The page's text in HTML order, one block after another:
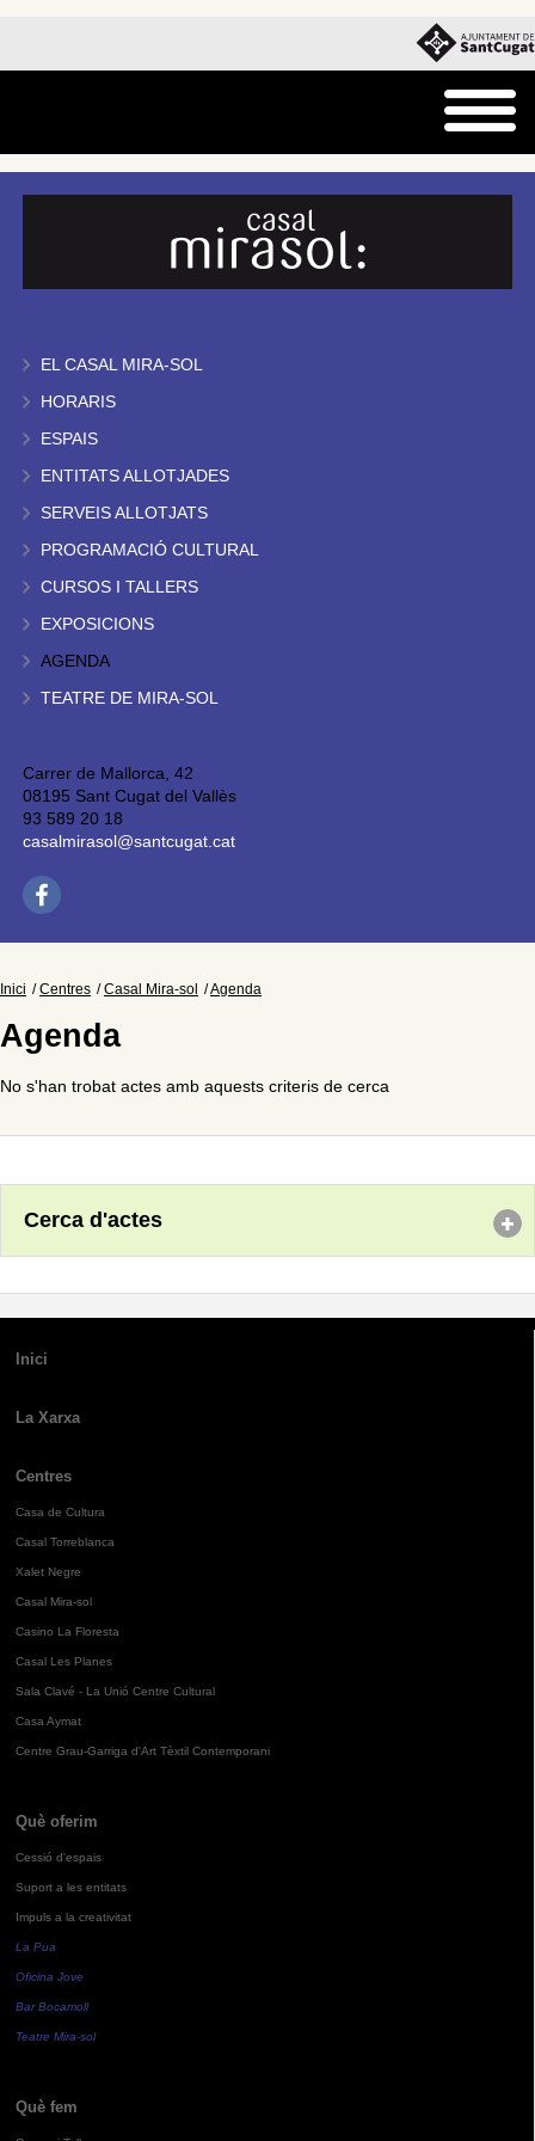
EL CASAL MIRA-SOL
HORARIS
ESPAIS
ENTITATS ALLOTJADES
SERVEIS ALLOTJATS
PROGRAMACIÓ CULTURAL
CURSOS I TALLERS
EXPOSICIONS
AGENDA
TEATRE DE MIRA-SOL
Carrer de Mallorca, 42
08195 Sant Cugat del Vallès
93 589 20 18
casalmirasol@santcugat.cat
Inici Centres Casal Mira-sol Agenda
Agenda
No s'han trobat actes amb aquests criteris de cerca
Cerca d'actes
Inici
La Xarxa
Centres
Casa de Cultura
Casal Torreblanca
Xalet Negre
Casal Mira-sol
Casino La Floresta
Casal Les Planes
Sala Clavé - La Unió Centre Cultural
Casa Aymat
Centre Grau-Garriga d'Art Tèxtil Contemporani
Què oferim
Cessió d'espais
Suport a les entitats
Impuls a la creativitat
La Pua
Oficina Jove
Bar Bocamoll
Teatre Mira-sol
Què fem